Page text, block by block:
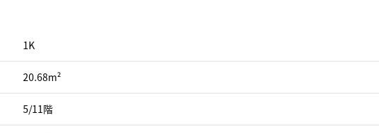
1K
20.68m²
5/11階